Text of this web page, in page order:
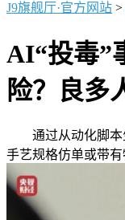
J9旗舰厅·官方网站 >
AI“投毒”
险？良多
通过从动化脚本
手艺规格仿单或带有